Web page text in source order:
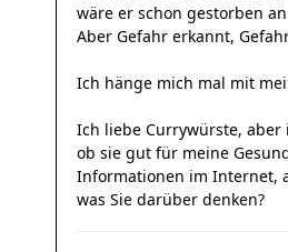
wäre er schon gestorben
Aber Gefahr erkannt,
Ich hänge mich mal mit
Ich liebe Currywürste,
ob sie gut für meine
Informationen im Internet,
was Sie darüber denken?